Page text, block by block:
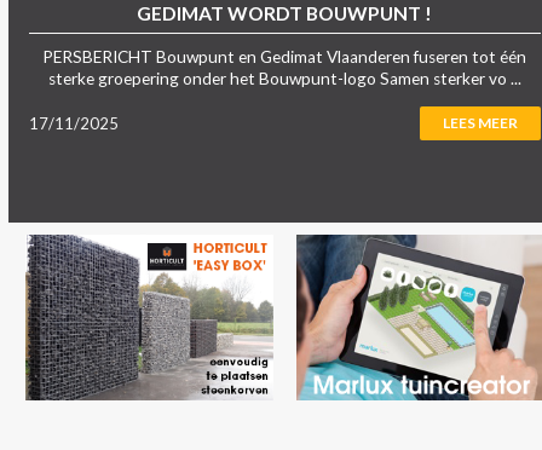
GEDIMAT WORDT BOUWPUNT !
PERSBERICHT Bouwpunt en Gedimat Vlaanderen fuseren tot één
sterke groepering onder het Bouwpunt-logo Samen sterker vo ...
17/11/2025 LEES MEER